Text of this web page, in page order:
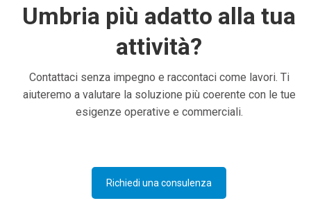
Umbria più adatto alla tua
attività?
Contattaci senza impegno e raccontaci come lavori. Ti
aiuteremo a valutare la soluzione più coerente con le tue
esigenze operative e commerciali.
Richiedi una consulenza